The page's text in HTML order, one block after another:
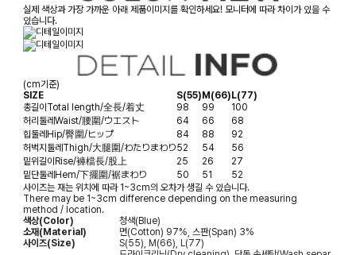
실제 색상과 가장 가까운 아래 제품이미지를 확인하세요! 모니터에 따라 차이가 있을 수
있습니다.
(cm기준)
SIZE
S(55) M(66) L(77)
총길이 Total length/全長/着丈 98 99
100
허리둘레 Waist/腰圍/ウエスト 64 66
68
힙둘레 Hip/臀圍/ヒップ 84 88
92
허벅지둘레 Thigh/大腿圍/わたりまわり52 54
56
밑위길이 Rise/褲檔長/股上 25 26
27
밑단둘레 Hem/下擺圍/裾まわり 50 51
52
사이즈는 재는 위치에 따라 1~3cm의 오차가 생길 수 있습니다.
There may be 1~3cm difference depending on the measuring
method / location.
색상(Color)
청색(Blue)
소재(Material)
면(Cotton) 97%, 스판(Span) 3%
사이즈(Size)
S(55), M(66), L(77)